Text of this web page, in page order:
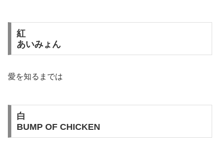
紅
あいみょん
愛を知るまでは
白
BUMP OF CHICKEN